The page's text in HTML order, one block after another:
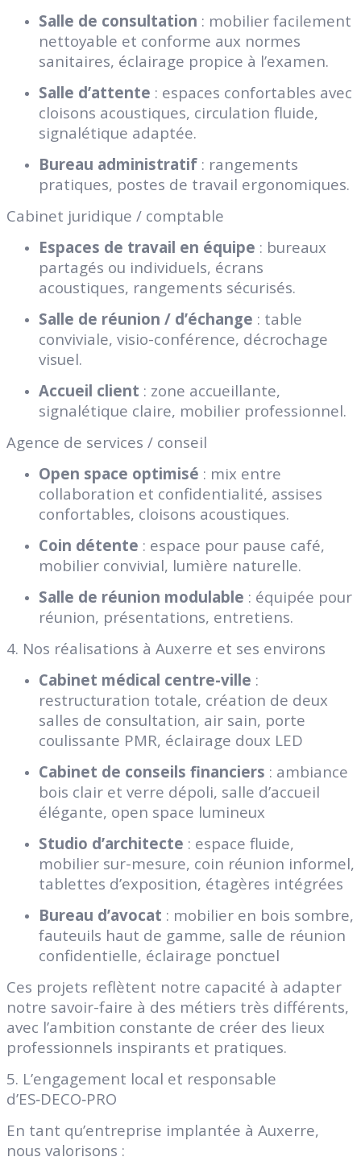
Salle de consultation : mobilier facilement
nettoyable et conforme aux normes
sanitaires, éclairage propice à l’examen.
Salle d’attente : espaces confortables avec
cloisons acoustiques, circulation fluide,
signalétique adaptée.
Bureau administratif : rangements
pratiques, postes de travail ergonomiques.
Cabinet juridique / comptable
Espaces de travail en équipe : bureaux
partagés ou individuels, écrans
acoustiques, rangements sécurisés.
Salle de réunion / d’échange : table
conviviale, visio-conférence, décrochage
visuel.
Accueil client : zone accueillante,
signalétique claire, mobilier professionnel.
Agence de services / conseil
Open space optimisé : mix entre
collaboration et confidentialité, assises
confortables, cloisons acoustiques.
Coin détente : espace pour pause café,
mobilier convivial, lumière naturelle.
Salle de réunion modulable : équipée pour
réunion, présentations, entretiens.
4. Nos réalisations à Auxerre et ses environs
Cabinet médical centre-ville :
restructuration totale, création de deux
salles de consultation, air sain, porte
coulissante PMR, éclairage doux LED
Cabinet de conseils financiers : ambiance
bois clair et verre dépoli, salle d’accueil
élégante, open space lumineux
Studio d’architecte : espace fluide,
mobilier sur-mesure, coin réunion informel,
tablettes d’exposition, étagères intégrées
Bureau d’avocat : mobilier en bois sombre,
fauteuils haut de gamme, salle de réunion
confidentielle, éclairage ponctuel
Ces projets reflètent notre capacité à adapter
notre savoir-faire à des métiers très différents,
avec l’ambition constante de créer des lieux
professionnels inspirants et pratiques.
5. L’engagement local et responsable
d’ES‑DECO‑PRO
En tant qu’entreprise implantée à Auxerre,
nous valorisons :